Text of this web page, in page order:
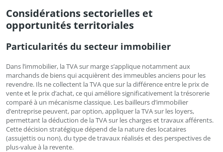
Considérations sectorielles et
opportunités territoriales
Particularités du secteur immobilier
Dans l’immobilier, la TVA sur marge s’applique notamment aux
marchands de biens qui acquièrent des immeubles anciens pour les
revendre. Ils ne collectent la TVA que sur la différence entre le prix de
vente et le prix d’achat, ce qui améliore significativement la trésorerie
comparé à un mécanisme classique. Les bailleurs d’immobilier
d’entreprise peuvent, par option, appliquer la TVA sur les loyers,
permettant la déduction de la TVA sur les charges et travaux afférents.
Cette décision stratégique dépend de la nature des locataires
(assujettis ou non), du type de travaux réalisés et des perspectives de
plus-value à la revente.